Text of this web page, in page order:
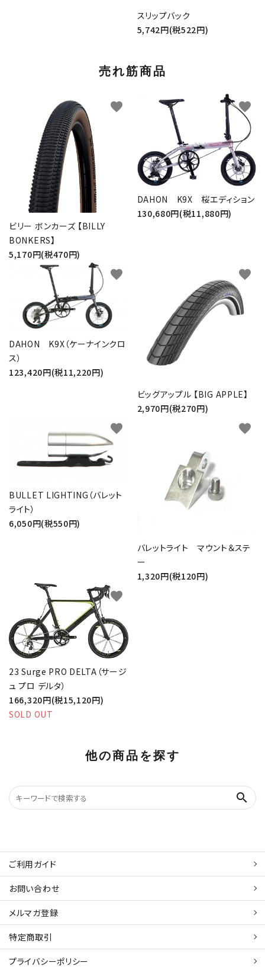
スリップバック
5,742円(税522円)
売れ筋商品
ビリー ボンカーズ 【BILLY
BONKERS】
5,170円(税470円)
favorite
DAHON K9X 桜エディション
130,680円(税11,880円)
favorite
DAHON K9X（ケーナインクロ
ス）
123,420円(税11,220円)
favorite
ビッグアップル 【BIG APPLE】
2,970円(税270円)
favorite
BULLET LIGHTING（バレット
ライト）
6,050円(税550円)
favorite
バレットライト マウント＆ステ
ー
1,320円(税120円)
favorite
23 Surge PRO DELTA（サージ
ュ プロ デルタ）
166,320円(税15,120円)
SOLD OUT
favorite
他の商品を探す
search
ご利用ガイド
お問い合わせ
メルマガ登録
特定商取引
プライバシーポリシー